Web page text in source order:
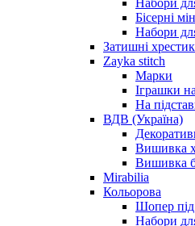
Бісерні
Набори
Затишні
Zayka stitch
Марки
Іграшки на
На
ВДВ (Україна)
Вишивка
Вишивка
Mirabilia
Кольорова
Шопер
Набори